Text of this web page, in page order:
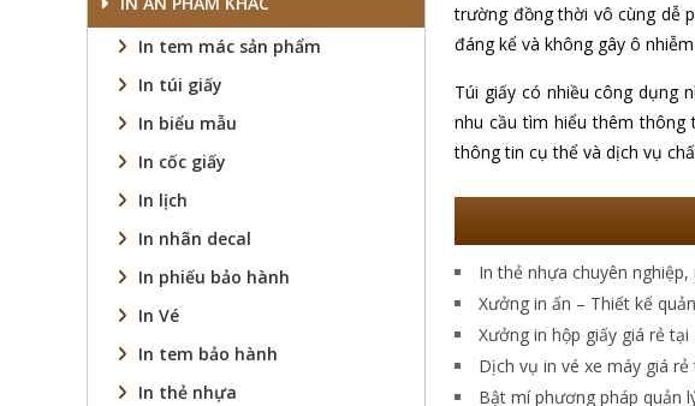
trường đồng thời vô cùng dễ
đáng kể và không gây ô
Túi giấy có nhiều công dụng
nhu cầu tìm hiểu thêm thông
thông tin cụ thể và dịch vụ
In thẻ nhựa chuyên nghiệp,
Xưởng in ấn – Thiết kế
Xưởng in hộp giấy giá rẻ tại
Dịch vụ in vé xe máy giá rẻ
Bật mí phương pháp quản
In tem mác sản phẩm
In túi giấy
In biểu mẫu
In cốc giấy
In lịch
In nhãn decal
In phiếu bảo hành
In Vé
In tem bảo hành
In thẻ nhựa